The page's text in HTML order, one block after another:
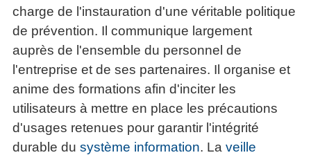
charge de l'instauration d'une véritable politique
de prévention. Il communique largement
auprès de l'ensemble du personnel de
l'entreprise et de ses partenaires. Il organise et
anime des formations afin d'inciter les
utilisateurs à mettre en place les précautions
d'usages retenues pour garantir l'intégrité
durable du système information. La veille